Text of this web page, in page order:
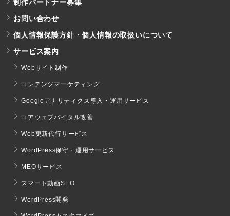
制作パートナー募集
お問い合わせ
個人情報保護方針・個人情報の取扱いについて
サービス案内
Webサイト制作
コンテンツマーケティング
Googleアナリティクス導入・運用サービス
コアウェブバイタル改善
Web更新代行サービス
WordPress保守・運用サービス
MEOサービス
スマート動画SEO
WordPress開発